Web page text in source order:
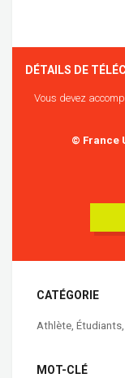
DÉTAILS DE
Vous devez
© France
CATÉGORIE
Athlète, Étudiants,
MOT-CLÉ